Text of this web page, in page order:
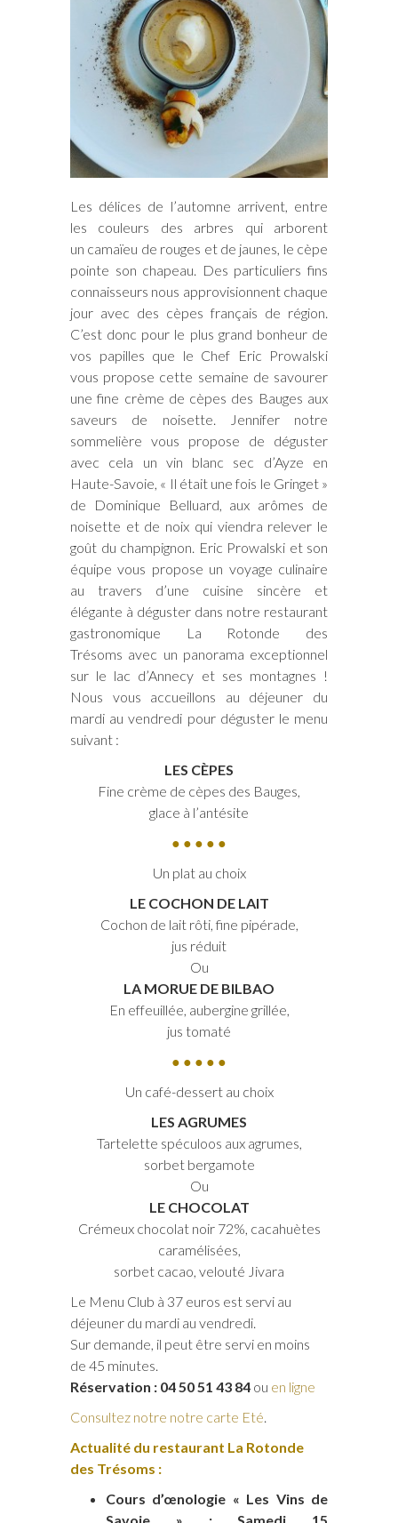
Les délices de l’automne arrivent, entre
les couleurs des arbres qui arborent
un camaïeu de rouges et de jaunes, le cèpe
pointe son chapeau. Des particuliers fins
connaisseurs nous approvisionnent chaque
jour avec des cèpes français de région.
C’est donc pour le plus grand bonheur de
vos papilles que le Chef Eric Prowalski
vous propose cette semaine de savourer
une fine crème de cèpes des Bauges aux
saveurs de noisette. Jennifer notre
sommelière vous propose de déguster
avec cela un vin blanc sec d’Ayze en
Haute-Savoie, « Il était une fois le Gringet »
de Dominique Belluard, aux arômes de
noisette et de noix qui viendra relever le
goût du champignon. Eric Prowalski et son
équipe vous propose un voyage culinaire
au travers d’une cuisine sincère et
élégante à déguster dans notre restaurant
gastronomique La Rotonde des
Trésoms avec un panorama exceptionnel
sur le lac d’Annecy et ses montagnes !
Nous vous accueillons au déjeuner du
mardi au vendredi pour déguster le menu
suivant :
LES CÈPES
Fine crème de cèpes des Bauges,
glace à l’antésite
● ● ● ● ●
Un plat au choix
LE COCHON DE LAIT
Cochon de lait rôti, fine pipérade,
jus réduit
Ou
LA MORUE DE BILBAO
En effeuillée, aubergine grillée,
jus tomaté
● ● ● ● ●
Un café-dessert au choix
LES AGRUMES
Tartelette spéculoos aux agrumes,
sorbet bergamote
Ou
LE CHOCOLAT
Crémeux chocolat noir 72%, cacahuètes
caramélisées,
sorbet cacao, velouté Jivara
Le Menu Club à 37 euros est servi au
déjeuner du mardi au vendredi.
Sur demande, il peut être servi en moins
de 45 minutes.
Réservation : 04 50 51 43 84 ou en ligne
Consultez notre notre carte Eté
Actualité du restaurant La Rotonde
des Trésoms :
Cours d’œnologie « Les Vins de
Savoie » : Samedi 15